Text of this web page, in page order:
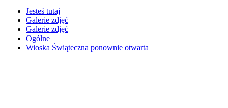
Jesteś tutaj
Galerie zdjęć
Galerie zdjęć
Ogólne
Wioska Świąteczna ponownie otwarta